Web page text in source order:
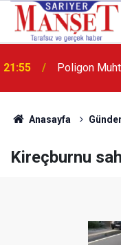
13:36 'Poligon'da
Anasayfa
Kireçburnu